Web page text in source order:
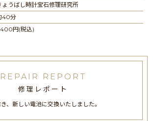
ょうばし時計宝石修理研究所
40分
円(税込)
REPAIR REPORT
修理レポート
、新しい電池に交換いたしました。